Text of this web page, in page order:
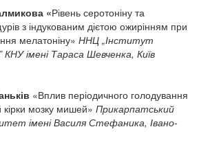
«Рівень серотоніну та
з індукованим дієтою ожирінням при
мелатоніну» ННЦ „Інститут
КНУ імені Тараса Шевченка, Київ
«Вплив періодичного голодування
кірки мозку мишей» Прикарпатський
імені Василя Стефаника, Івано-